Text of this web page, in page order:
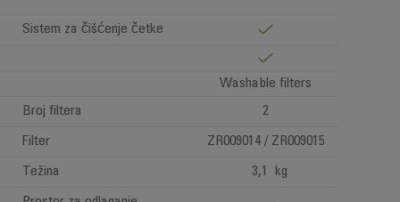
Sistem za čišćenje četke
Washable filters
Broj filtera
2
Filter ZR009014 / ZR009015
Težina 3,1 kg